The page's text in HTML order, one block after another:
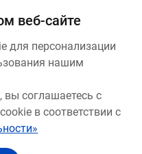
веб-сайте
персонализации
нашим
соглашаетесь с
в соответствии с